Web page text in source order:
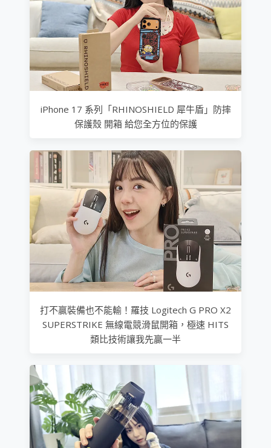
iPhone 17 系列「RHINOSHIELD 犀牛盾」防摔
保護殼 開箱 給您全方位的保護
打不贏裝備也不能輸！羅技 Logitech G PRO X2
SUPERSTRIKE 無線電競滑鼠開箱，極速 HITS
類比技術讓我先贏一半